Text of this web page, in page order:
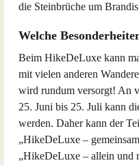
die Steinbrüche um
Welche
Beim HikeDeLuxe kann
mit vielen anderen
wird rundum versorgt! An
25. Juni bis 25. Juli kann
werden. Daher kann der
„HikeDeLuxe –
„HikeDeLuxe – allein und